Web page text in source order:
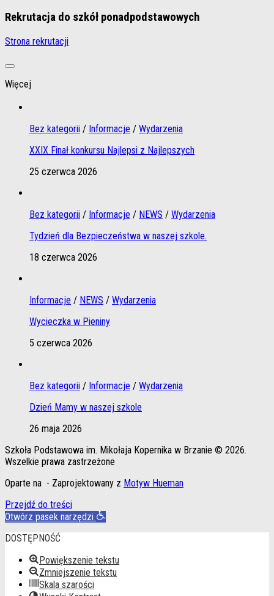
Rekrutacja do szkół ponadpodstawowych
Strona rekrutacji
Więcej
Bez kategorii / Informacje / Wydarzenia
XXIX Finał konkursu Najlepsi z Najlepszych
25 czerwca 2026
Bez kategorii / Informacje / NEWS / Wydarzenia
Tydzień dla Bezpieczeństwa w naszej szkole.
18 czerwca 2026
Informacje / NEWS / Wydarzenia
Wycieczka w Pieniny
5 czerwca 2026
Bez kategorii / Informacje / Wydarzenia
Dzień Mamy w naszej szkole
26 maja 2026
Szkoła Podstawowa im. Mikołaja Kopernika w Brzanie © 2026.
Wszelkie prawa zastrzeżone
Oparte na - Zaprojektowany z Motyw Hueman
Przejdź do treści
Otwórz pasek narzędzi
DOSTĘPNOŚĆ
Powiększenie tekstu
Zmniejszenie tekstu
Skala szarości